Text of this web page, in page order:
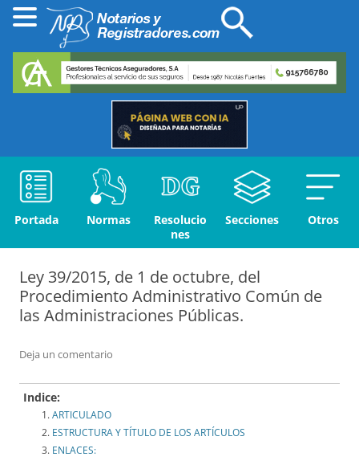
Portada Normas
Resolucio
nes
Secciones Otros
Ley 39/2015, de 1 de octubre, del
Procedimiento Administrativo Común de
las Administraciones Públicas.
Deja un comentario
Indice:
ARTICULADO
ESTRUCTURA Y TÍTULO DE LOS ARTÍCULOS
ENLACES: